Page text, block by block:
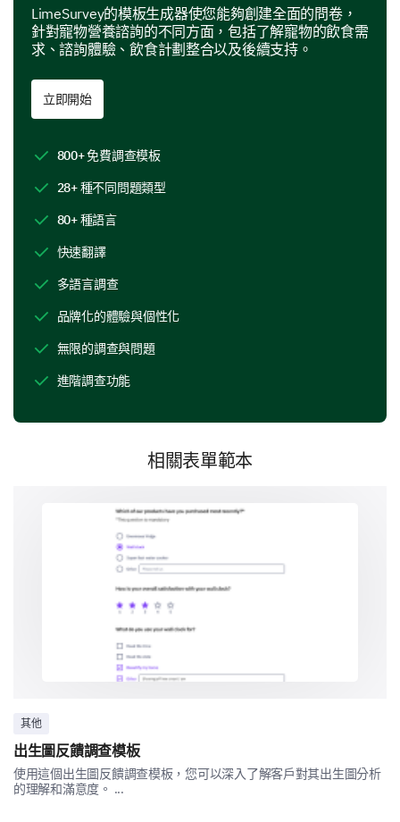
低於平均
高於平均
寵物營養諮詢過程嗎？
飲食計劃的實施
將建議的飲食計劃融入您寵物的日常生活有多
後續追蹤與支持
諮詢後的後續措施是否有效監控您寵物的飲食實
否
在您寵物的飲食過渡期間，您需要哪些額外的支
LimeSurvey的模板生成器使您能夠創建全面的問卷，
針對寵物營養諮詢的不同方面，包括了解寵物的飲食需
求、諮詢體驗、飲食計劃整合以及後續支持。
立即開始
800+ 免費調查模板
28+ 種不同問題類型
80+ 種語言
快速翻譯
多語言調查
品牌化的體驗與個性化
無限的調查與問題
進階調查功能
相關表單範本
其他
出生圖反饋調查模板
使用這個出生圖反饋調查模板，您可以深入了解客戶對其出生圖分析
的理解和滿意度。 ...